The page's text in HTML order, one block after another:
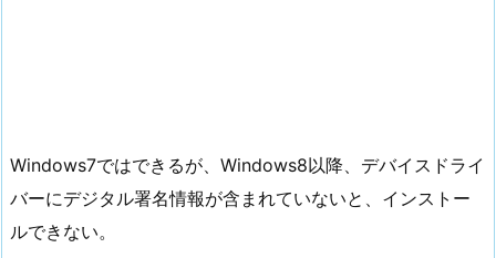
Windows7ではできるが、Windows8以降、デバイスドライ
バーにデジタル署名情報が含まれていないと、インストー
ルできない。